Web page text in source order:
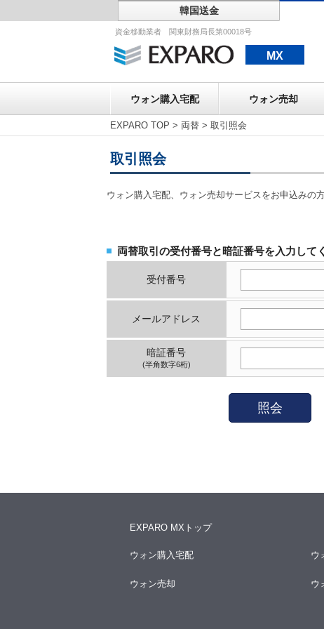
韓国送金
資金移動業者 関東財務局長第00018号
MX
ウォン購入宅配 ウォン売却
EXPARO TOP > 両替 > 取引照会
取引照会
ウォン購入宅配、ウォン売却サービスをお申込みの
両替取引の受付番号と暗証番号を入力して
受付番号
メールアドレス
暗証番号
(半角数字6桁)
照会
EXPARO MXトップ
ウォン購入宅配 ウ
ウォン売却 ウ